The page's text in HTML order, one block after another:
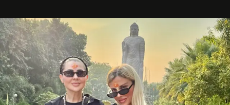
Ольга Потапова - женщина, чей путь от поиска
истины превратился в искусство превращения
человеческих кризисов в возможности для
возрождения.